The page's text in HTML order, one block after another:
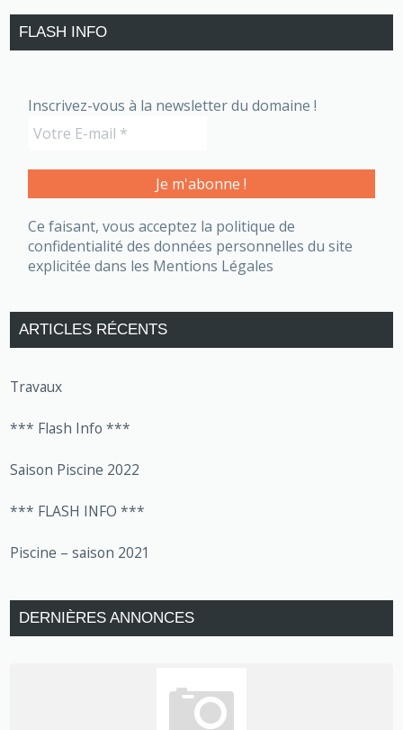
FLASH INFO
Inscrivez-vous à la newsletter du domaine !
Ce faisant, vous acceptez la politique de
confidentialité des données personnelles du site
explicitée dans les Mentions Légales
ARTICLES RÉCENTS
Travaux
*** Flash Info ***
Saison Piscine 2022
*** FLASH INFO ***
Piscine – saison 2021
DERNIÈRES ANNONCES